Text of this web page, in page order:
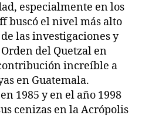
especialmente en los
buscó el nivel más alto
las investigaciones y
del Quetzal en
increíble a
en Guatemala.
1985 y en el año 1998
cenizas en la Acrópolis